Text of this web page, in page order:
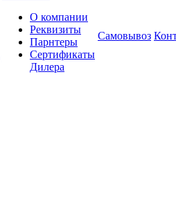
О компании
Реквизиты
Парнтеры
Сертификаты
Дилера
Самовывоз